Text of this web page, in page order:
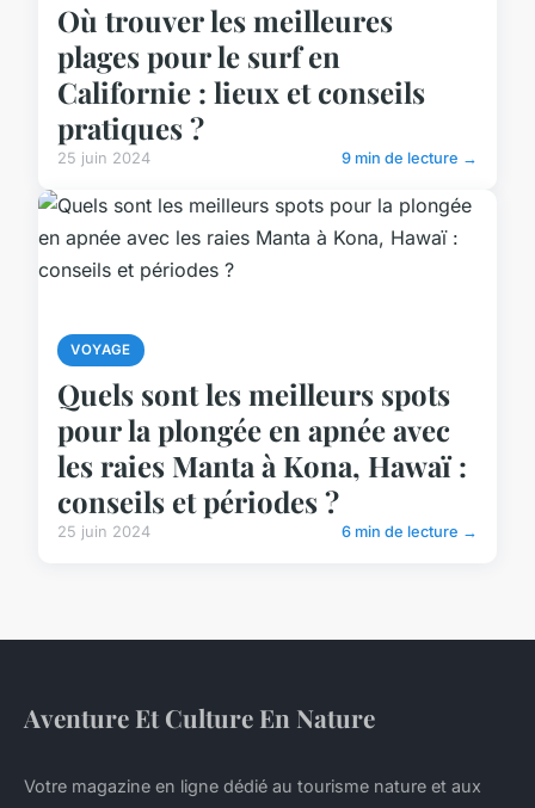
Où trouver les meilleures
plages pour le surf en
Californie : lieux et conseils
pratiques ?
25 juin 2024 9 min de lecture →
VOYAGE
Quels sont les meilleurs spots
pour la plongée en apnée avec
les raies Manta à Kona, Hawaï :
conseils et périodes ?
25 juin 2024 6 min de lecture →
Aventure Et Culture En Nature
Votre magazine en ligne dédié au tourisme nature et aux